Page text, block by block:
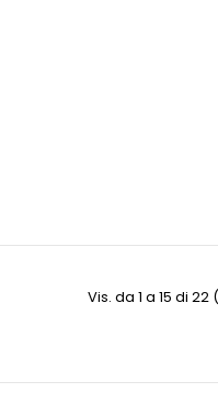
Vis. da 1 a 15 di